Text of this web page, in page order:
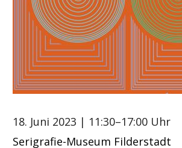
18. Juni 2023 | 11:30–17:00 Uhr
Serigrafie-Museum Filderstadt